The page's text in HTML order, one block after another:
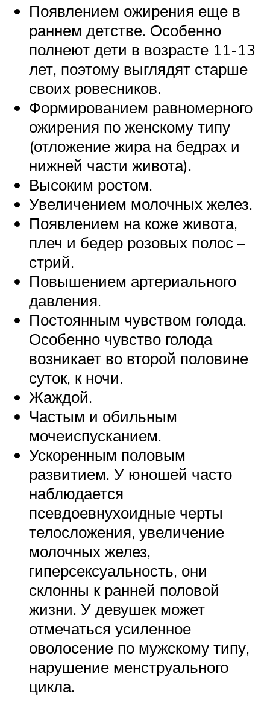
Появлением ожирения еще в
раннем детстве. Особенно
полнеют дети в возрасте 11-13
лет, поэтому выглядят старше
своих ровесников.
Формированием равномерного
ожирения по женскому типу
(отложение жира на бедрах и
нижней части живота).
Высоким ростом.
Увеличением молочных желез.
Появлением на коже живота,
плеч и бедер розовых полос –
стрий.
Повышением артериального
давления.
Постоянным чувством голода.
Особенно чувство голода
возникает во второй половине
суток, к ночи.
Жаждой.
Частым и обильным
мочеиспусканием.
Ускоренным половым
развитием. У юношей часто
наблюдается
псевдоевнухоидные черты
телосложения, увеличение
молочных желез,
гиперсексуальность, они
склонны к ранней половой
жизни. У девушек может
отмечаться усиленное
оволосение по мужскому типу,
нарушение менструального
цикла.